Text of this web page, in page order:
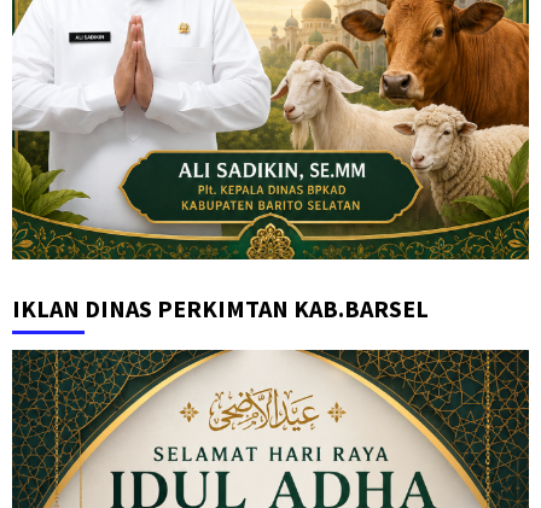
IKLAN DINAS PERKIMTAN KAB.BARSEL